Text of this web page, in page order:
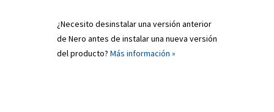
¿Necesito desinstalar una versión anterior
de Nero antes de instalar una nueva versión
del producto? Más información »